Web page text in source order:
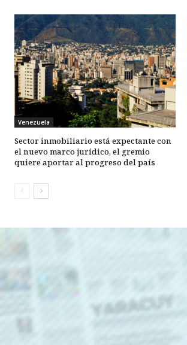
Venezuela
Sector inmobiliario está expectante con
el nuevo marco jurídico, el gremio
quiere aportar al progreso del país